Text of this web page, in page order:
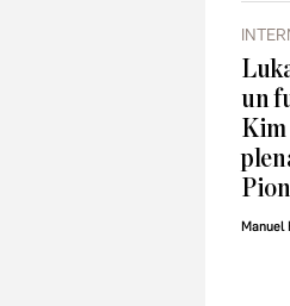
un
Kim
Manuel